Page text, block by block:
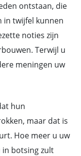
ontstaan, die
in twijfel kunnen
noties zijn
Terwijl u
meningen uw
hun
maar dat is
Hoe meer u uw
botsing zult